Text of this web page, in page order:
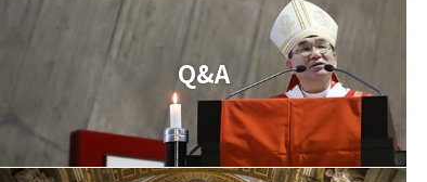
Q&A